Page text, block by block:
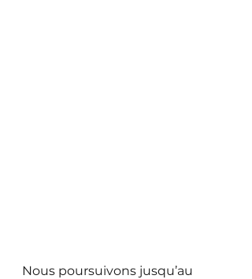
Nous poursuivons jusqu’au